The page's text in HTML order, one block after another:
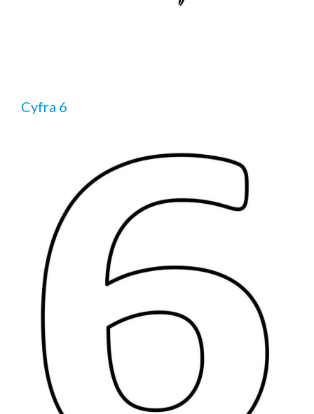
Cyfra 6